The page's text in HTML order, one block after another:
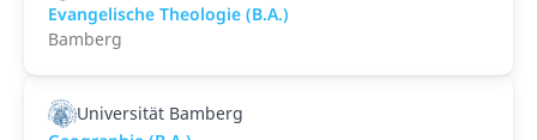
Evangelische Theologie (B.A.)
Bamberg
Universität Bamberg